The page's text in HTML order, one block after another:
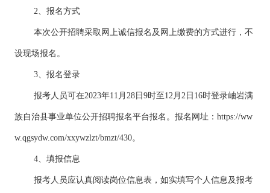
2、报名方式
本次公开招聘采取网上诚信报名及网上缴费的方式进行，不
设现场报名。
3、报名登录
报考人员可在2023年11月28日9时至12月2日16时登录岫岩满
族自治县事业单位公开招聘报名平台报名。报名网址：https://ww
w.qgsydw.com/xxywzlzt/bmzt/430。
4、填报信息
报考人员应认真阅读岗位信息表，如实填写个人信息及报考